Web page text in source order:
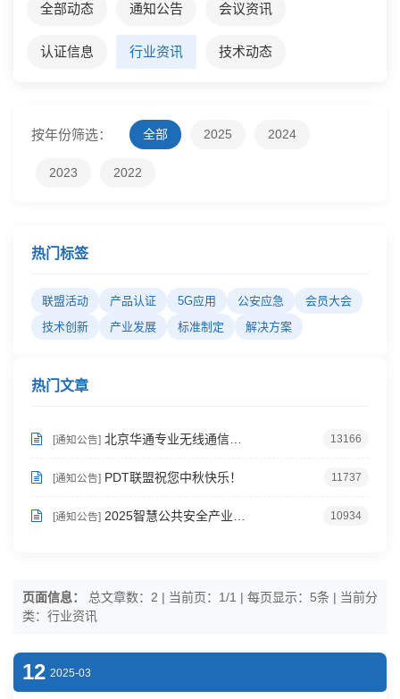
全部动态 通知公告 会议资讯
认证信息 行业资讯 技术动态
按年份筛选： 全部 2025 2024
2023 2022
热门标签
联盟活动 产品认证 5G应用 公安应急
会员大会
技术创新
产业发展 标准制定 解决方案
热门文章
[通知公告] 北京华通专业无线通信技术创新联盟换届选举候选人名单公示 13166
[通知公告] PDT联盟祝您中秋快乐！ 11737
[通知公告] 2025智慧公共安全产业应用发展大会暨数字取证教育部工程研究中心年会在南京隆重召开 10934
页面信息：
总文章数：2 | 当前页：1/1 | 每页显示：5条 | 当前分
类：行业资讯
12 2025-03